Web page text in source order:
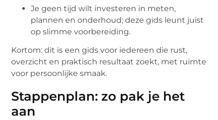
Je geen tijd wilt investeren in meten,
plannen en onderhoud; deze gids leunt juist
op slimme voorbereiding.
Kortom: dit is een gids voor iedereen die rust,
overzicht en praktisch resultaat zoekt, met ruimte
voor persoonlijke smaak.
Stappenplan: zo pak je het
aan